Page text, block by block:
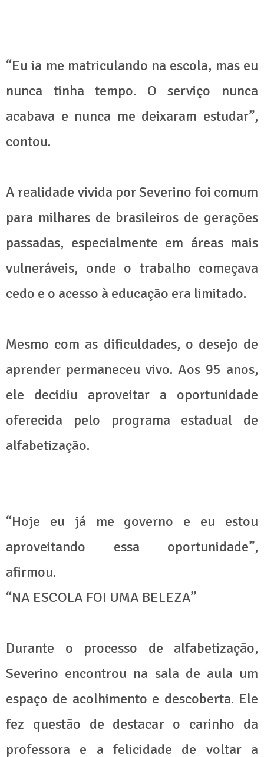
“Eu ia me matriculando na escola, mas eu
nunca tinha tempo. O serviço nunca
acabava e nunca me deixaram estudar”,
contou.
A realidade vivida por Severino foi comum
para milhares de brasileiros de gerações
passadas, especialmente em áreas mais
vulneráveis, onde o trabalho começava
cedo e o acesso à educação era limitado.
Mesmo com as dificuldades, o desejo de
aprender permaneceu vivo. Aos 95 anos,
ele decidiu aproveitar a oportunidade
oferecida pelo programa estadual de
alfabetização.
“Hoje eu já me governo e eu estou
aproveitando essa oportunidade”,
afirmou.
“NA ESCOLA FOI UMA BELEZA”
Durante o processo de alfabetização,
Severino encontrou na sala de aula um
espaço de acolhimento e descoberta. Ele
fez questão de destacar o carinho da
professora e a felicidade de voltar a